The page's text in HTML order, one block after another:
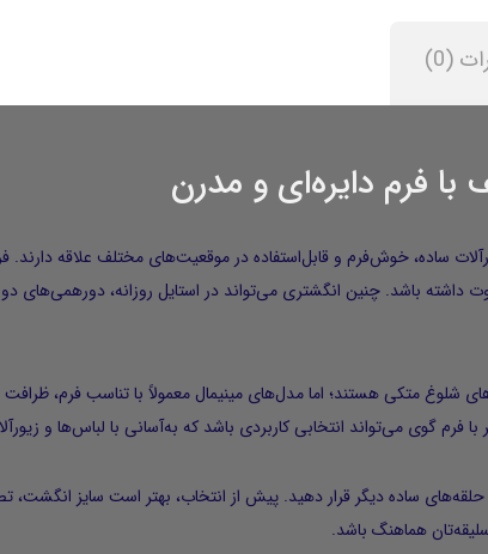
(0)
که به زیورآلات ساده، خوش‌فرم و قابل‌استفاده در موقعیت‌های مختلف
داشته باشد. چنین انگشتری می‌تواند در استایل روزانه،
شلوغ متکی هستند؛ اما مدل‌های مینیمال معمولاً با تناسب فرم،
فرم گوی می‌تواند انتخابی کاربردی باشد که به‌آسانی با لباس‌ها و
کنید یا در کنار حلقه‌های ساده دیگر قرار دهید. پیش از انتخاب، بهتر است
هماهنگ باشد.